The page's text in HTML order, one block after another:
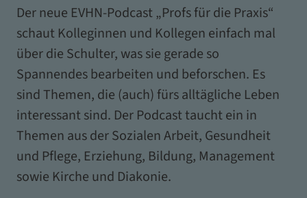
Der neue EVHN-Podcast „Profs für die Praxis“
schaut Kolleginnen und Kollegen einfach mal
über die Schulter, was sie gerade so
Spannendes bearbeiten und beforschen. Es
sind Themen, die (auch) fürs alltägliche Leben
interessant sind. Der Podcast taucht ein in
Themen aus der Sozialen Arbeit, Gesundheit
und Pflege, Erziehung, Bildung, Management
sowie Kirche und Diakonie.